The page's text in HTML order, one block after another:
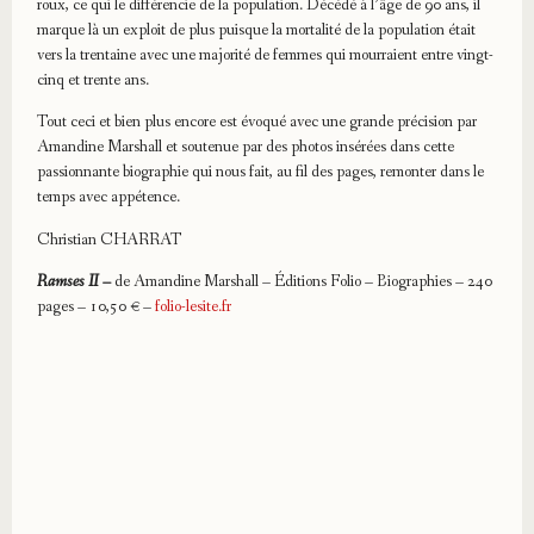
roux, ce qui le différencie de la population. Décédé à l’âge de 90 ans, il
marque là un exploit de plus puisque la mortalité de la population était
vers la trentaine avec une majorité de femmes qui mourraient entre vingt-
cinq et trente ans.
Tout ceci et bien plus encore est évoqué avec une grande précision par
Amandine Marshall et soutenue par des photos insérées dans cette
passionnante biographie qui nous fait, au fil des pages, remonter dans le
temps avec appétence.
Christian CHARRAT
Ramses II –de Amandine Marshall – Éditions Folio – Biographies – 240
pages – 10,50 € –folio-lesite.fr